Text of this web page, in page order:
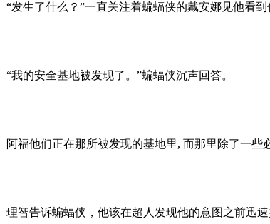
“发生了什么？”一直关注着蝙蝠侠的戴安娜见他看
“我的安全基地被发现了。”蝙蝠侠沉声回答。
阿福他们正在那所被发现的基地里, 而那里除了一些
理智告诉蝙蝠侠，他该在超人发现他的意图之前迅速